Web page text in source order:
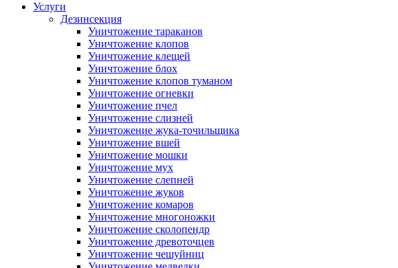
Услуги
Дезинсекция
Уничтожение тараканов
Уничтожение клопов
Уничтожение клещей
Уничтожение блох
Уничтожение клопов туманом
Уничтожение огневки
Уничтожение пчел
Уничтожение слизней
Уничтожение жука-точильщика
Уничтожение вшей
Уничтожение мошки
Уничтожение мух
Уничтожение слепней
Уничтожение жуков
Уничтожение комаров
Уничтожение многоножки
Уничтожение сколопендр
Уничтожение древоточцев
Уничтожение чешуйниц